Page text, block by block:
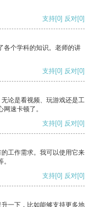
支持[0] 反对[0]
各个学科的知识。老师的讲
支持[0] 反对[0]
论是看视频、玩游戏还是工
速卡顿了。
支持[0] 反对[0]
工作需求。我可以使用它来
支持[0] 反对[0]
一下，比如能够支持更多地